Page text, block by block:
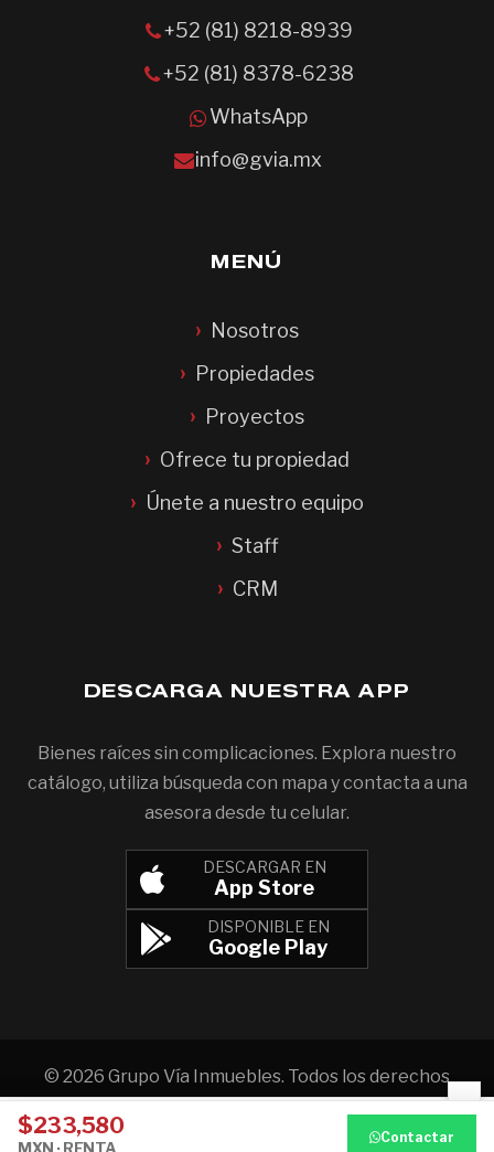
$233,580
MXN · RENTA
Contactar
+52 (81) 8218-8939
+52 (81) 8378-6238
WhatsApp
info@gvia.mx
MENÚ
Nosotros
Propiedades
Proyectos
Ofrece tu propiedad
Únete a nuestro equipo
Staff
CRM
DESCARGA NUESTRA APP
Bienes raíces sin complicaciones. Explora nuestro
catálogo, utiliza búsqueda con mapa y contacta a una
asesora desde tu celular.
DESCARGAR EN
App Store
DISPONIBLE EN
Google Play
© 2026 Grupo Vía Inmuebles. Todos los derechos
reservados.
Aviso de privacidad
×
Llamar WhatsApp